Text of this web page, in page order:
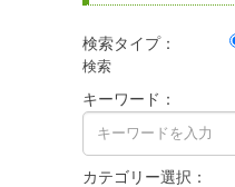
検索タイプ：
検索
キーワード：
カテゴリー選択：